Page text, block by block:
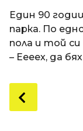
п
р
е
д
1
г
t
i
Един 90
парка. По
пола и той си
– Еееех, да
o